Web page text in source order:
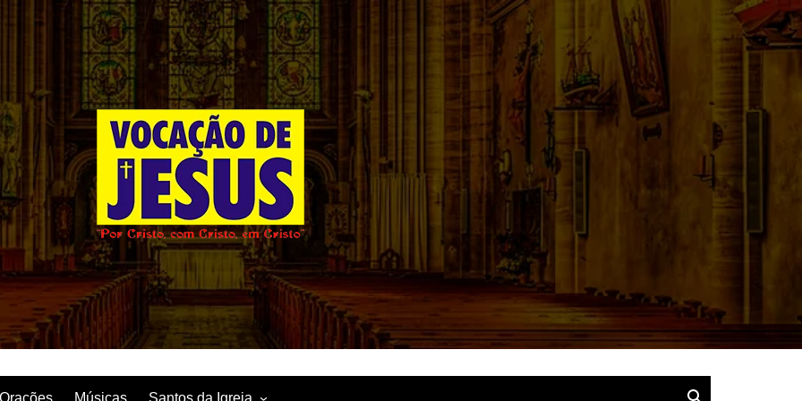
Orações Músicas Santos da Igreja